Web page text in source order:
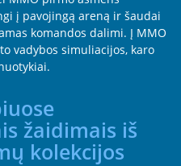
į pavojingą areną ir šaudai
komandos dalimi. Į MMO
vadybos simuliacijos, karo
žaidimais iš
kolekcijos